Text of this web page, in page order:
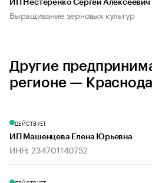
ИП Нестеренко Сергей Алексеевич
Выращивание зерновых культур
Другие
регионе —
ДЕЙСТВУЕТ
ИП Машенцева Елена Юрьевна
ИНН: 234701140752